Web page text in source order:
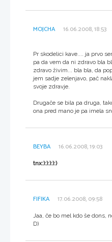
MOJCHA 16.06.2008, 18:53
Pr skodelici kave.... ja prvo
pa da vem da ni zdravo bla
zdravo živim... bla bla, da
jem sadje zelenjavo, pač
svoje zdravje.
Drugače se bila pa druga,
ona pred mano je pa imela
BEYBA 16.06.2008, 19:03
tnx:):):):):)
FIFIKA 17.06.2008, 09:58
Jaa, če bo mel kdo še dons,
D)